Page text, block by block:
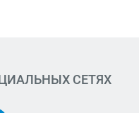
СЕТЯХ